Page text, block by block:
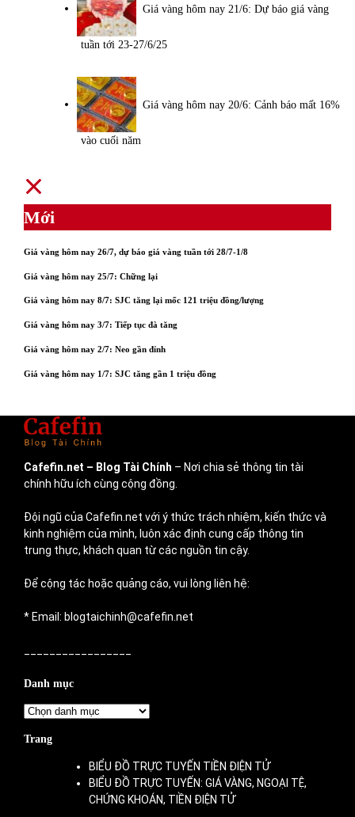
Giá vàng hôm nay 21/6: Dự báo giá vàng
tuần tới 23-27/6/25
Giá vàng hôm nay 20/6: Cảnh báo mất 16%
vào cuối năm
Mới
Giá vàng hôm nay 26/7, dự báo giá vàng tuần tới 28/7-1/8
Giá vàng hôm nay 25/7: Chững lại
Giá vàng hôm nay 8/7: SJC tăng lại mốc 121 triệu đồng/lượng
Giá vàng hôm nay 3/7: Tiếp tục đà tăng
Giá vàng hôm nay 2/7: Neo gần đỉnh
Giá vàng hôm nay 1/7: SJC tăng gần 1 triệu đồng
Cafefin.net – Blog Tài Chính – Nơi chia sẻ thông tin tài
chính hữu ích cùng cộng đồng.
Đội ngũ của Cafefin.net với ý thức trách nhiệm, kiến thức và
kinh nghiệm của mình, luôn xác định cung cấp thông tin
trung thực, khách quan từ các nguồn tin cậy.
Để cộng tác hoặc quảng cáo, vui lòng liên hệ:
* Email: blogtaichinh@cafefin.net
Danh mục
Danh
Trang
BIỂU ĐỒ TRỰC TUYẾN TIỀN ĐIỆN TỬ
BIỂU ĐỒ TRỰC TUYẾN: GIÁ VÀNG, NGOẠI TỆ,
CHỨNG KHOÁN, TIỀN ĐIỆN TỬ